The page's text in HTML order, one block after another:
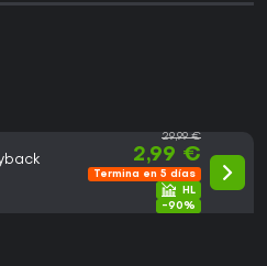
29,99 €
2,99 €
Termina en 5 días
-90%